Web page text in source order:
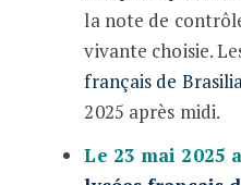
la note de
vivante choisie.
français de
2025 après midi.
Le 23 mai 2025